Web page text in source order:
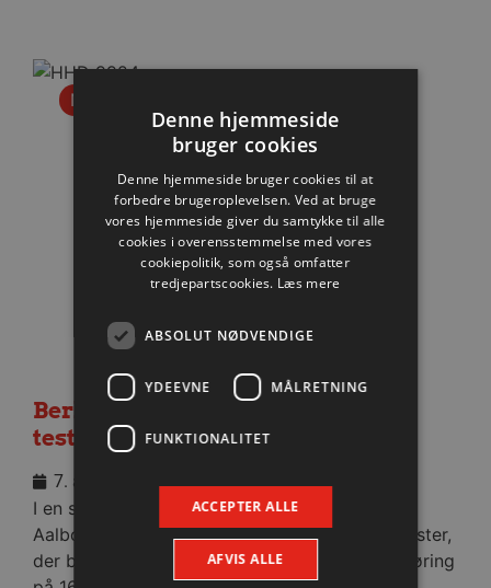
Nyhed
Berlin besejret i medrivende
testkamp
7. august 2026
I en stopfyldt Sparekassen Danmark Arena fik
Aalborg Håndbold skovlen under de tyske gæster,
der blev slået med cifrene 30-28 efter pauseføring
Denne hjemmeside
bruger cookies
Denne hjemmeside bruger cookies til at
forbedre brugeroplevelsen. Ved at bruge
vores hjemmeside giver du samtykke til alle
cookies i overensstemmelse med vores
cookiepolitik, som også omfatter
tredjepartscookies. Læs mere
ABSOLUT NØDVENDIGE
YDEEVNE MÅLRETNING
FUNKTIONALITET
ACCEPTER ALLE
AFVIS ALLE